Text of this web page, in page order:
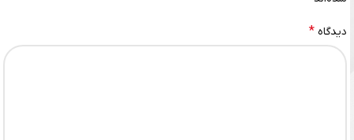
دیدگاه *